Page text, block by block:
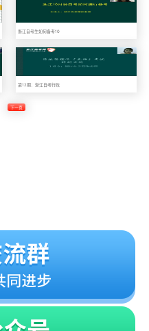
浙江自考生如何备考10
第12期：浙江自考行政
下一页